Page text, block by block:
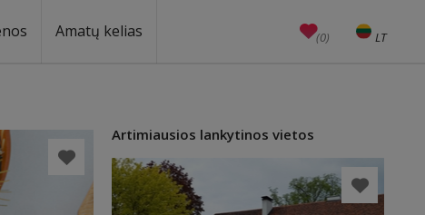
Amatų kelias (0) LT
EN
Artimiausios lankytinos vietos